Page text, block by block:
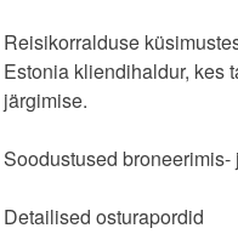
Reisikorralduse
Estonia kliendihaldur, kes
järgimise.
Soodustused
Detailised osturapordid